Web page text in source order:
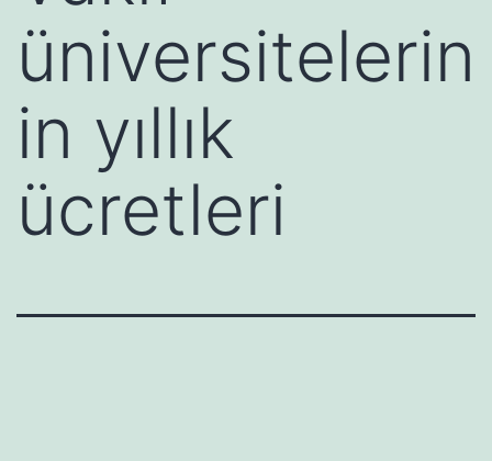
üniversitelerin
in yıllık
ücretleri